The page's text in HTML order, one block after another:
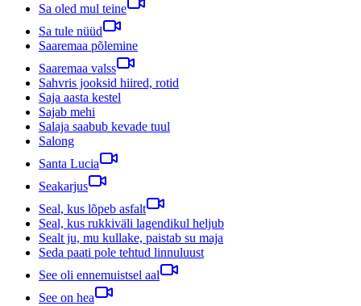
Sa oled mul teine
Sa tule nüüd
Saaremaa põlemine
Saaremaa valss
Sahvris jooksid hiired, rotid
Saja aasta kestel
Sajab mehi
Salaja saabub kevade tuul
Salong
Santa Lucia
Seakarjus
Seal, kus lõpeb asfalt
Seal, kus rukkiväli lagendikul heljub
Sealt ju, mu kullake, paistab su maja
Seda paati pole tehtud linnuluust
See oli ennemuistsel aal
See on hea